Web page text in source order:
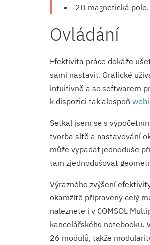
2D magnetická pole.
Ovládání
Efektivita práce dokáže
sami nastavit. Grafické
intuitivně a se softwarem
k dispozici tak alespoň
Setkal jsem se s
tvorba sítě a nastavování
může vypadat jednoduše
tam zjednodušovat
Výrazného zvýšení
okamžitě připravený celý
naleznete i v COMSOL
kancelářského notebooku.
26 modulů, takže